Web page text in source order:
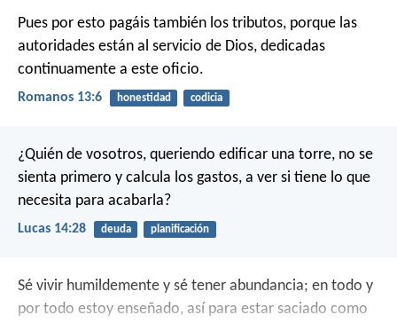
Pues por esto pagáis también los tributos, porque las
autoridades están al servicio de Dios, dedicadas
continuamente a este oficio.
Romanos 13:6 honestidad codicia
¿Quién de vosotros, queriendo edificar una torre, no se
sienta primero y calcula los gastos, a ver si tiene lo que
necesita para acabarla?
Lucas 14:28 deuda planificación
Sé vivir humildemente y sé tener abundancia; en todo y
por todo estoy enseñado, así para estar saciado como